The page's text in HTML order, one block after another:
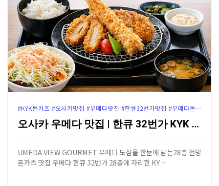
#KYK돈카츠 #오사카맛집 #우메다맛집 #한큐32번가맛집 #우메다돈카츠 #오사카돈카츠맛집 #우메다KYK #오사카주유패스할인 #오사카전망좋은맛집 #우메다한큐32번가 #윤가이드추천맛집
오사카 우메다 맛집 | 한큐 32번가 KYK 돈카츠 -…
UMEDA VIEW GOURMET 우메다 도심을 한눈에 담는28층 전망
돈카츠 맛집 우메다 한큐 32번가 28층에 자리한 KY…